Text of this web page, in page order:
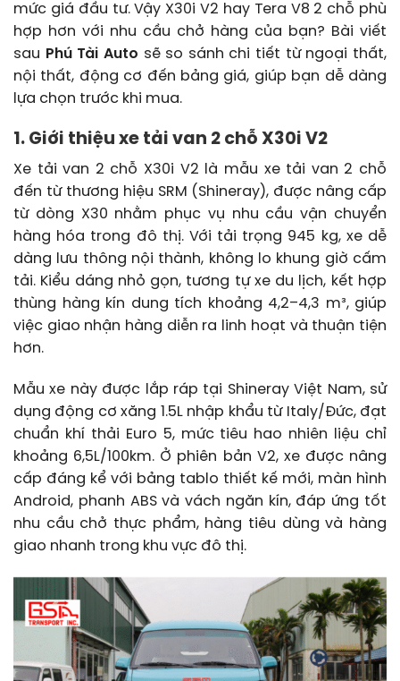
mức giá đầu tư. Vậy X30i V2 hay Tera V8 2 chỗ phù
hợp hơn với nhu cầu chở hàng của bạn? Bài viết
sau Phú Tài Auto sẽ so sánh chi tiết từ ngoại thất,
nội thất, động cơ đến bảng giá, giúp bạn dễ dàng
lựa chọn trước khi mua.
1. Giới thiệu xe tải van 2 chỗ X30i V2
Xe tải van 2 chỗ X30i V2 là mẫu xe tải van 2 chỗ
đến từ thương hiệu SRM (Shineray), được nâng cấp
từ dòng X30 nhằm phục vụ nhu cầu vận chuyển
hàng hóa trong đô thị. Với tải trọng 945 kg, xe dễ
dàng lưu thông nội thành, không lo khung giờ cấm
tải. Kiểu dáng nhỏ gọn, tương tự xe du lịch, kết hợp
thùng hàng kín dung tích khoảng 4,2–4,3 m³, giúp
việc giao nhận hàng diễn ra linh hoạt và thuận tiện
hơn.
Mẫu xe này được lắp ráp tại Shineray Việt Nam, sử
dụng động cơ xăng 1.5L nhập khẩu từ Italy/Đức, đạt
chuẩn khí thải Euro 5, mức tiêu hao nhiên liệu chỉ
khoảng 6,5L/100km. Ở phiên bản V2, xe được nâng
cấp đáng kể với bảng tablo thiết kế mới, màn hình
Android, phanh ABS và vách ngăn kín, đáp ứng tốt
nhu cầu chở thực phẩm, hàng tiêu dùng và hàng
giao nhanh trong khu vực đô thị.